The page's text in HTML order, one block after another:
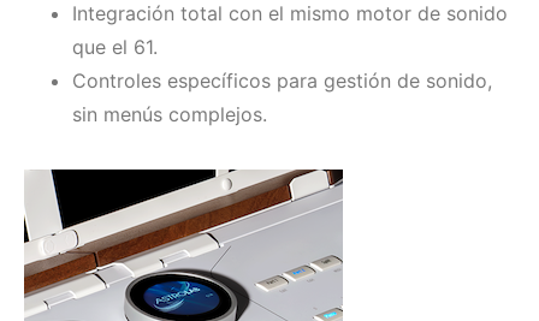
Integración total con el mismo motor de sonido
que el 61.
Controles específicos para gestión de sonido,
sin menús complejos.